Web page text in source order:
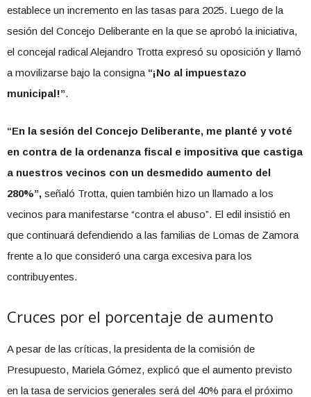
establece un incremento en las tasas para 2025. Luego de la
sesión del Concejo Deliberante en la que se aprobó la iniciativa,
el concejal radical Alejandro Trotta expresó su oposición y llamó
a movilizarse bajo la consigna “¡No al impuestazo
municipal!”.
“En la sesión del Concejo Deliberante, me planté y voté
en contra de la ordenanza fiscal e impositiva que castiga
a nuestros vecinos con un desmedido aumento del
280%”, señaló Trotta, quien también hizo un llamado a los
vecinos para manifestarse “contra el abuso”. El edil insistió en
que continuará defendiendo a las familias de Lomas de Zamora
frente a lo que consideró una carga excesiva para los
contribuyentes.
Cruces por el porcentaje de aumento
A pesar de las críticas, la presidenta de la comisión de
Presupuesto, Mariela Gómez, explicó que el aumento previsto
en la tasa de servicios generales será del 40% para el próximo